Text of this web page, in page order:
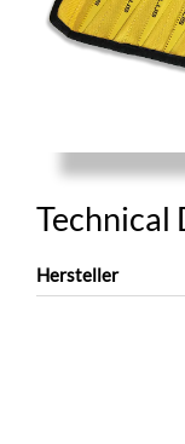
Technical
Hersteller